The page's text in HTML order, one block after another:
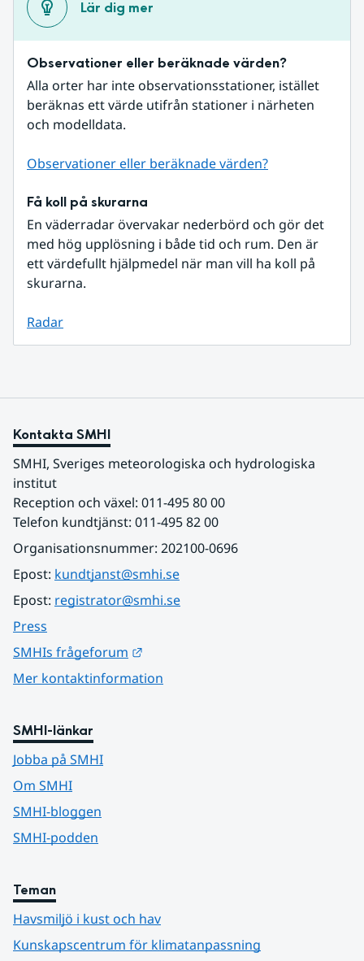
Lär dig mer
Observationer eller beräknade värden?
Alla orter har inte observationsstationer, istället
beräknas ett värde utifrån stationer i närheten
och modelldata.
Observationer eller beräknade värden?
Få koll på skurarna
En väderradar övervakar nederbörd och gör det
med hög upplösning i både tid och rum. Den är
ett värdefullt hjälpmedel när man vill ha koll på
skurarna.
Radar
Kontakta SMHI
SMHI, Sveriges meteorologiska och hydrologiska
institut
Reception och växel: 011-495 80 00
Telefon kundtjänst: 011-495 82 00
Organisationsnummer: 202100-0696
Epost: kundtjanst@smhi.se
Epost: registrator@smhi.se
Press
SMHIs frågeforum
Mer kontaktinformation
SMHI-länkar
Jobba på SMHI
Om SMHI
SMHI-bloggen
SMHI-podden
Teman
Havsmiljö i kust och hav
Kunskapscentrum för klimatanpassning